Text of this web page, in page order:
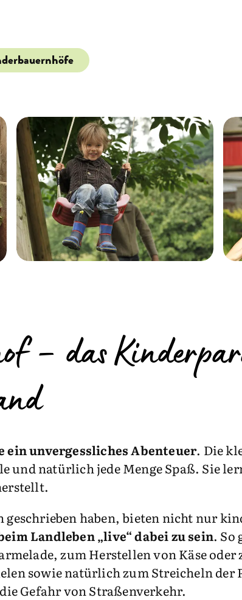
– das
ein unvergessliches Abenteuer. Die
natürlich jede Menge Spaß. Sie
haben, bieten nicht nur
Landleben „live“ dabei zu sein. So
zum Herstellen von Käse oder
sowie natürlich zum Streicheln der
Gefahr von Straßenverkehr.